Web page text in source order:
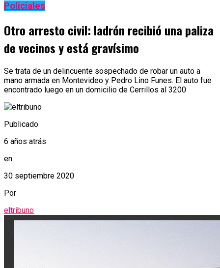
Policiales
Otro arresto civil: ladrón recibió una paliza
de vecinos y está gravísimo
Se trata de un delincuente sospechado de robar un auto a
mano armada en Montevideo y Pedro Lino Funes. El auto fue
encontrado luego en un domicilio de Cerrillos al 3200
Publicado
6 años atrás
en
30 septiembre 2020
Por
eltribuno